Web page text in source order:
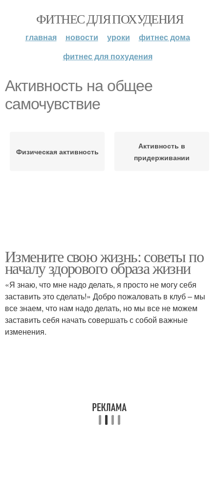
ФИТНЕС ДЛЯ ПОХУДЕНИЯ
главная новости уроки
фитнес дома
фитнес для похудения
Активность на общее
самочувствие
Физическая активность
Активность в
придерживании
Измените свою жизнь: советы по
началу здорового образа жизни
«Я знаю, что мне надо делать, я просто не могу себя
заставить это сделать!» Добро пожаловать в клуб – мы
все знаем, что нам надо делать, но мы все не можем
заставить себя начать совершать с собой важные
изменения.